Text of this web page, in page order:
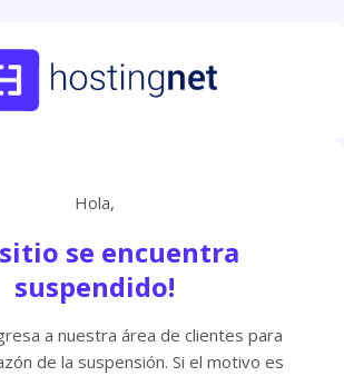
Hola,
sitio se encuentra
suspendido!
a nuestra área de clientes para
de la suspensión. Si el motivo es